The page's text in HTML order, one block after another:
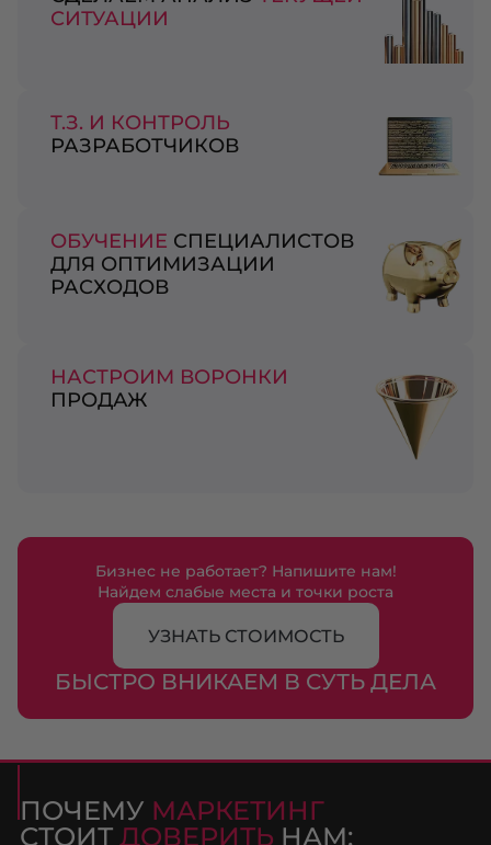
СИТУАЦИИ
Т.З. И КОНТРОЛЬ
РАЗРАБОТЧИКОВ
ОБУЧЕНИЕ СПЕЦИАЛИСТОВ
ДЛЯ ОПТИМИЗАЦИИ
РАСХОДОВ
НАСТРОИМ ВОРОНКИ
ПРОДАЖ
Бизнес не работает? Напишите нам!
Найдем слабые места и точки роста
УЗНАТЬ СТОИМОСТЬ
БЫСТРО ВНИКАЕМ В СУТЬ ДЕЛА
ПОЧЕМУ МАРКЕТИНГ
СТОИТ ДОВЕРИТЬ НАМ: